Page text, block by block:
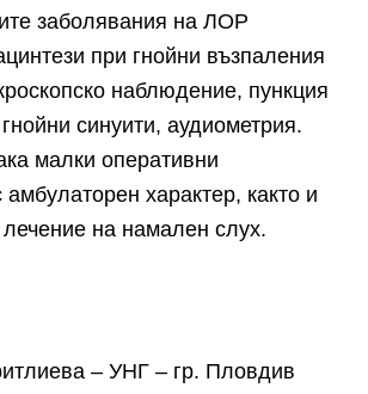
заболявания на ЛОР
при гнойни възпаления
наблюдение, пункция
синуити, аудиометрия.
малки оперативни
характер, както и
лечение на намален слух.
– УНГ – гр. Пловдив